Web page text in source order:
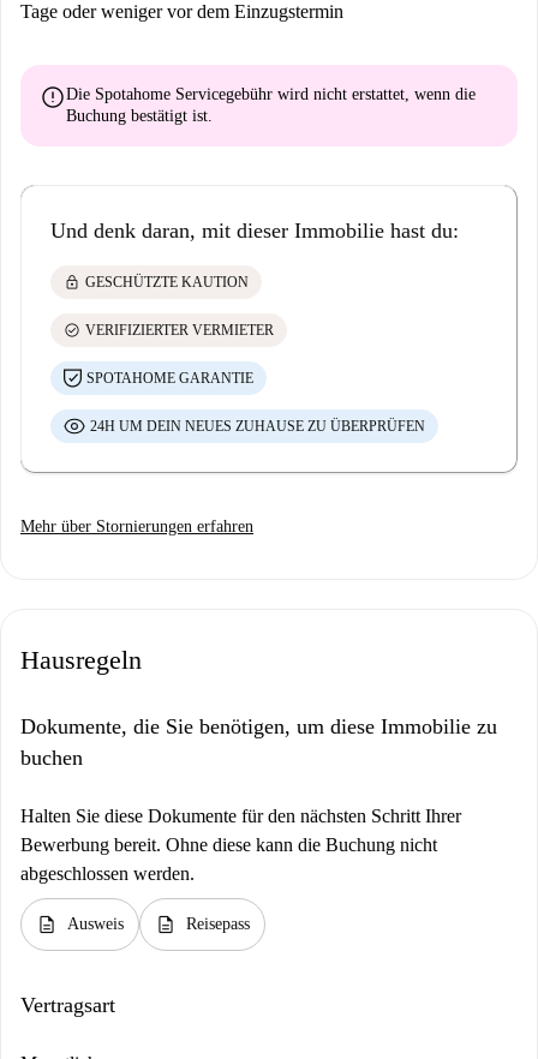
Tage oder weniger vor dem Einzugstermin
errorDie Spotahome Servicegebühr wird nicht erstattet, wenn die
Buchung bestätigt ist.
Und denk daran, mit dieser Immobilie hast du:
lock GESCHÜTZTE KAUTION
check_circle VERIFIZIERTER VERMIETER
SPOTAHOME GARANTIE
24H UM DEIN NEUES ZUHAUSE ZU ÜBERPRÜFEN
Mehr über Stornierungen erfahren
Hausregeln
Dokumente, die Sie benötigen, um diese Immobilie zu
buchen
Halten Sie diese Dokumente für den nächsten Schritt Ihrer
Bewerbung bereit. Ohne diese kann die Buchung nicht
abgeschlossen werden.
description Ausweis description Reisepass
Vertragsart